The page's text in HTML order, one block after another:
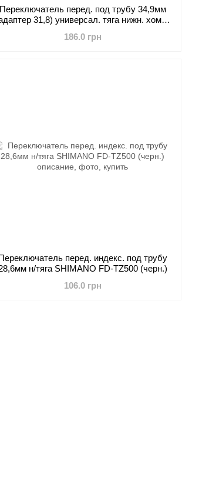
Переключатель перед. под трубу 34,9мм
31,8) универсал. тяга нижн. хомут
186.0 грн
перед. индекс. под трубу
н/тяга SHIMANO FD-TZ500 (черн.)
106.0 грн